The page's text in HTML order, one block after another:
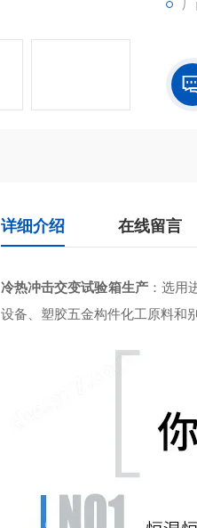
详细介绍 在线留言
冷热冲击交变试验箱生产：选用
设备、塑胶五金构件化工原料和